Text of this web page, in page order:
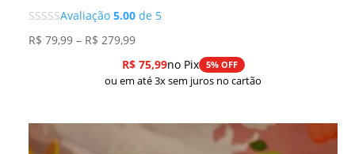
Avaliação5.00 de 5
R$ 79,99 – R$ 279,99Faixa
de
preço:
através
R$75,99no Pix 5% OFF
ou em até 3x sem juros no cartão